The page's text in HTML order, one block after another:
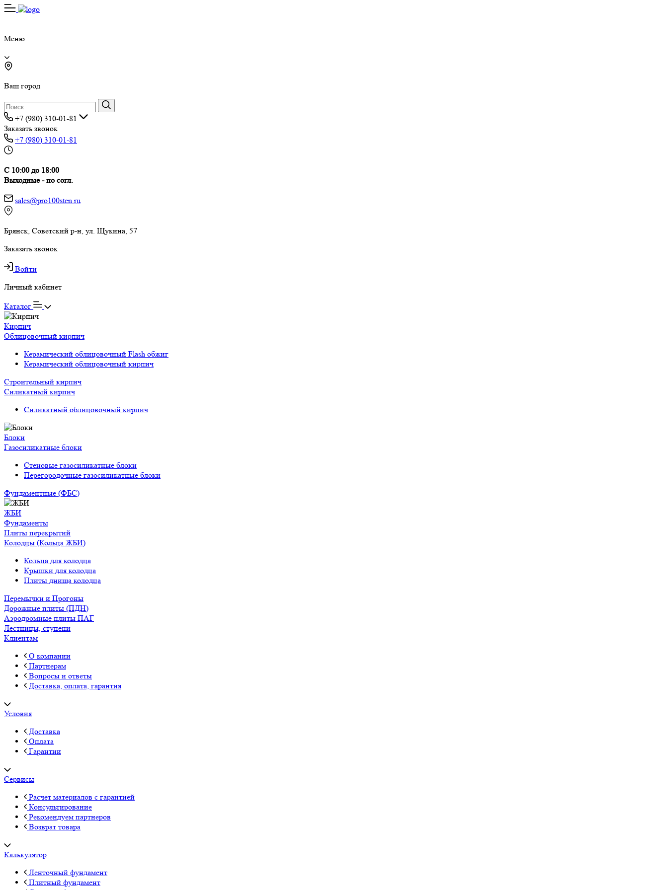
Меню
Ваш город
+7 (980) 310-01-81
Заказать звонок
+7 (980) 310-01-81
С 10:00 до 18:00
Выходные - по согл.
sales@pro100sten.ru
Брянск, Советский р-н, ул. Щукина, 57
Заказать звонок
Войти
Личный кабинет
Каталог
Кирпич
Облицовочный кирпич
Керамический облицовочный Flash обжиг
Керамический облицовочный кирпич
Строительный кирпич
Силикатный кирпич
Силикатный облицовочный кирпич
Блоки
Газосиликатные блоки
Стеновые газосиликатные блоки
Перегородочные газосиликатные блоки
Фундаментные (ФБС)
ЖБИ
Фундаменты
Плиты перекрытий
Колодцы (Кольца ЖБИ)
Кольца для колодца
Крышки для колодца
Плиты днища колодца
Перемычки и Прогоны
Дорожные плиты (ПДН)
Аэродромные плиты ПАГ
Лестницы, ступени
Клиентам
О компании
Партнерам
Вопросы и ответы
Доставка, оплата, гарантия
Условия
Доставка
Оплата
Гарантии
Сервисы
Расчет материалов с гарантией
Консультирование
Рекомендуем партнеров
Возврат товара
Калькулятор
Ленточный фундамент
Плитный фундамент